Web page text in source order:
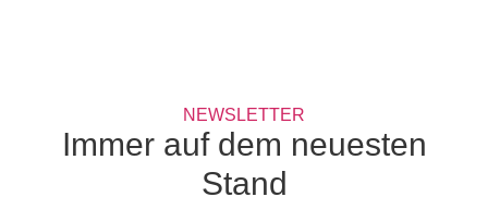
NEWSLETTER
Immer auf dem neuesten
Stand